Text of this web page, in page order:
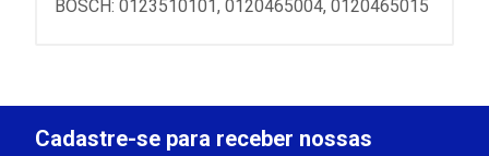
BOSCH: 0123510101, 0120465004, 0120465015
Cadastre-se para receber nossas